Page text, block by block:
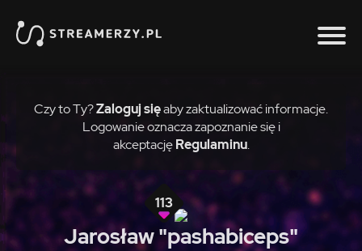
Czy to Ty?Zaloguj sięaby zaktualizować informacje.
Logowanie oznacza zapoznanie się i
akceptację Regulaminu.
113
Jarosław "pashabiceps"